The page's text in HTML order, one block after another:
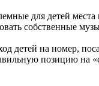
для детей
собственные
детей на номер,
позицию на